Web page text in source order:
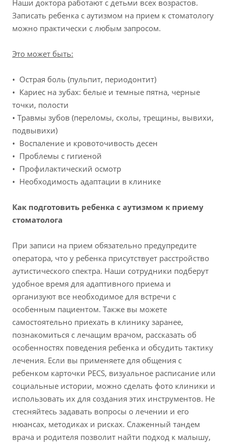
Наши доктора работают с детьми всех возрастов.
Записать ребенка с аутизмом на прием к стоматологу
можно практически с любым запросом.
Это может быть:
• Острая боль (пульпит, периодонтит)
• Кариес на зубах: белые и темные пятна, черные
точки, полости
• Травмы зубов (переломы, сколы, трещины, вывихи,
подвывихи)
• Воспаление и кровоточивость десен
• Проблемы с гигиеной
• Профилактический осмотр
• Необходимость адаптации в клинике
Как подготовить ребенка с аутизмом к приему
стоматолога
При записи на прием обязательно предупредите
оператора, что у ребенка присутствует расстройство
аутистического спектра. Наши сотрудники подберут
удобное время для адаптивного приема и
организуют все необходимое для встречи с
особенным пациентом. Также вы можете
самостоятельно приехать в клинику заранее,
познакомиться с лечащим врачом, рассказать об
особенностях поведения ребенка и обсудить тактику
лечения. Если вы применяете для общения с
ребенком карточки PECS, визуальное расписание или
социальные истории, можно сделать фото клиники и
использовать их для создания этих инструментов. Не
стесняйтесь задавать вопросы о лечении и его
нюансах, методиках и рисках. Слаженный тандем
врача и родителя позволит найти подход к малышу,